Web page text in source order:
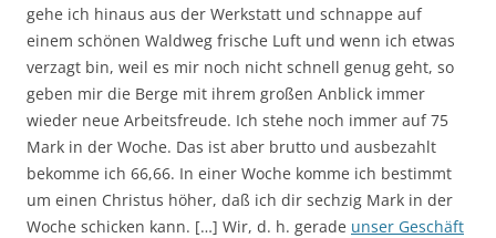
gehe ich hinaus aus der Werkstatt und schnappe auf
einem schönen Waldweg frische Luft und wenn ich etwas
verzagt bin, weil es mir noch nicht schnell genug geht, so
geben mir die Berge mit ihrem großen Anblick immer
wieder neue Arbeitsfreude. Ich stehe noch immer auf 75
Mark in der Woche. Das ist aber brutto und ausbezahlt
bekomme ich 66,66. In einer Woche komme ich bestimmt
um einen Christus höher, daß ich dir sechzig Mark in der
Woche schicken kann. […] Wir, d. h. gerade unser Geschäft